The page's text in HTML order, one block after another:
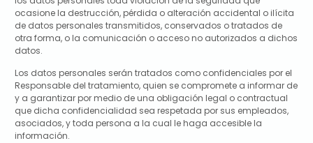
ocasione la destrucción, pérdida o alteración accidental o ilícita
de datos personales transmitidos, conservados o tratados de
otra forma, o la comunicación o acceso no autorizados a dichos
datos.
Los datos personales serán tratados como confidenciales por el
Responsable del tratamiento, quien se compromete a informar de
y a garantizar por medio de una obligación legal o contractual
que dicha confidencialidad sea respetada por sus empleados,
asociados, y toda persona a la cual le haga accesible la
información.